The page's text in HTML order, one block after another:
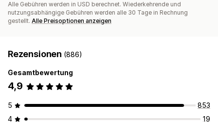
Alle Gebühren werden in USD berechnet. Wiederkehrende und
nutzungsabhängige Gebühren werden alle 30 Tage in Rechnung
gestellt. Alle Preisoptionen anzeigen
Rezensionen (886)
Gesamtbewertung
4,9
5
853
4
19